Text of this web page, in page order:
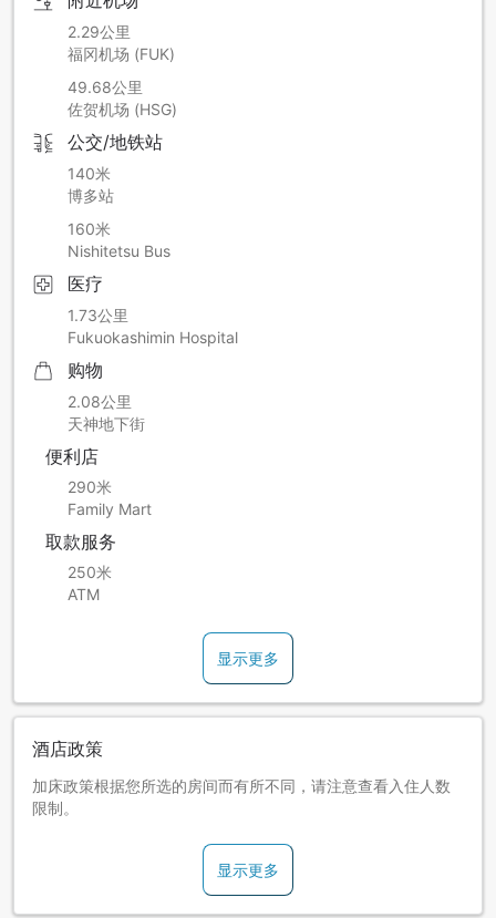
2.29公里
福冈机场 (FUK)
49.68公里
佐贺机场 (HSG)
公交/地铁站
140米
博多站
160米
Nishitetsu Bus
医疗
1.73公里
Fukuokashimin Hospital
购物
2.08公里
天神地下街
便利店
290米
Family Mart
取款服务
250米
ATM
显示更多
酒店政策
加床政策根据您所选的房间而有所不同，请注意查看入住人数
限制。
显示更多